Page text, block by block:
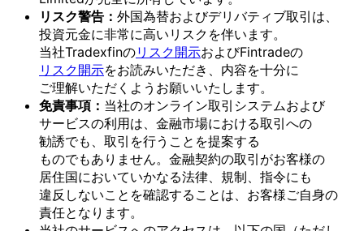
リスク警告： 外国為替およびデリバティブ取引は、
投資元金に非常に高いリスクを伴います。
当社Tradexfinのリスク開示およびFintradeの
リスク開示をお読みいただき、 内容を十分に
ご理解いただく よう お願いいたします。
免責事項： 当社のオンライン取引システムおよび
サービスの利用は、 金融市場における取引への
勧誘でも、 取引を行う ことを提案する
ものでもありません。 金融契約の取引がお客様の
居住国においていかなる法律、 規制、 指令にも
違反しないことを確認する ことは、 お客様ご自身の
責任と なります。